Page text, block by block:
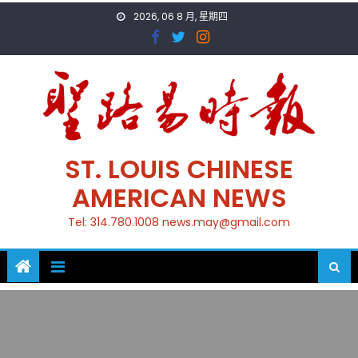
2026, 06 8 月, 星期四
ST. LOUIS CHINESE
AMERICAN NEWS
Tel: 314.780.1008 news.may@gmail.com